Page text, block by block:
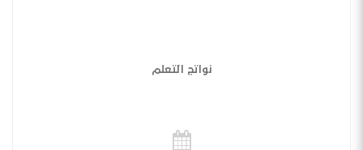
نواتج التعلم